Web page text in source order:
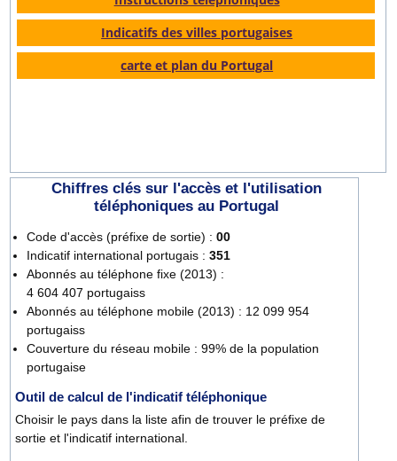
Indicatifs des villes portugaises
carte et plan du Portugal
Chiffres clés sur l'accès et l'utilisation
téléphoniques au Portugal
Code d'accès (préfixe de sortie) :00
Indicatif international portugais :351
Abonnés au téléphone fixe (2013) :
4 604 407 portugaiss
Abonnés au téléphone mobile (2013) : 12 099 954
portugaiss
Couverture du réseau mobile : 99% de la population
portugaise
Outil de calcul de l'indicatif téléphonique
Choisir le pays dans la liste afin de trouver le préfixe de
sortie et l'indicatif international.